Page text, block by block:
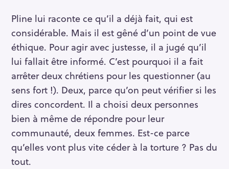
Pline lui raconte ce qu’il a déjà fait, qui est
considérable. Mais il est gêné d’un point de vue
éthique. Pour agir avec justesse, il a jugé qu’il
lui fallait être informé. C’est pourquoi il a fait
arrêter deux chrétiens pour les questionner (au
sens fort !). Deux, parce qu’on peut vérifier si les
dires concordent. Il a choisi deux personnes
bien à même de répondre pour leur
communauté, deux femmes. Est-ce parce
qu’elles vont plus vite céder à la torture ? Pas du
tout.